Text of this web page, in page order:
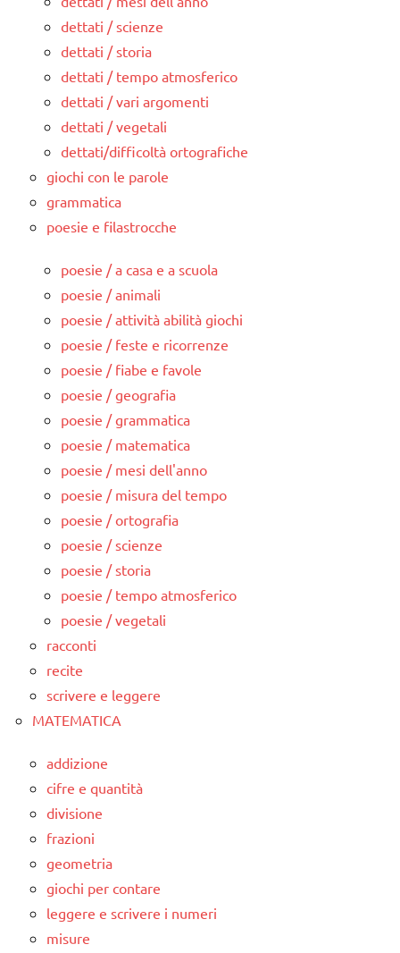
dettati / scienze
dettati / storia
dettati / tempo atmosferico
dettati / vari argomenti
dettati / vegetali
dettati/difficoltà ortografiche
giochi con le parole
grammatica
poesie e filastrocche
poesie / a casa e a scuola
poesie / animali
poesie / attività abilità giochi
poesie / feste e ricorrenze
poesie / fiabe e favole
poesie / geografia
poesie / grammatica
poesie / matematica
poesie / mesi dell'anno
poesie / misura del tempo
poesie / ortografia
poesie / scienze
poesie / storia
poesie / tempo atmosferico
poesie / vegetali
racconti
recite
scrivere e leggere
MATEMATICA
addizione
cifre e quantità
divisione
frazioni
geometria
giochi per contare
leggere e scrivere i numeri
misure